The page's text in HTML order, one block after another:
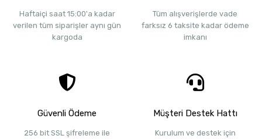
Haftaiçi saat 15:00'a kadar
verilen tüm siparişler aynı gün
kargoda
Tüm alışverişlerde vade
farksız 6 taksite kadar ödeme
imkanı
Güvenli Ödeme
256 bit SSL şifreleme ile
Müşteri Destek Hattı
Kurulum ve destek için